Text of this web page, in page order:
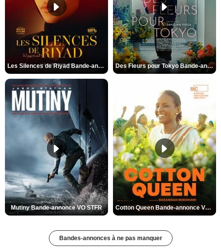
Les Silences de Riyad Bande-annonce VO STFR Des Fleurs pour Tokyo Bande-annonce VO STFR
Mutiny Bande-annonce VO STFR Cotton Queen Bande-annonce VO STFR
Bandes-annonces à ne pas manquer